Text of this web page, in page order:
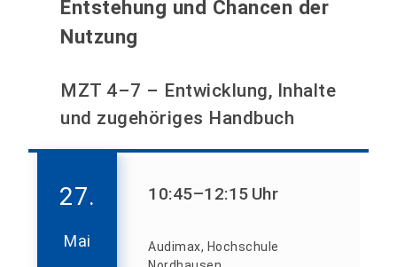
Entstehung und Chancen der
Nutzung
MZT 4–7 – Entwicklung, Inhalte
und zugehöriges Handbuch
27.
Mai
10:45–12:15 Uhr
Audimax, Hochschule